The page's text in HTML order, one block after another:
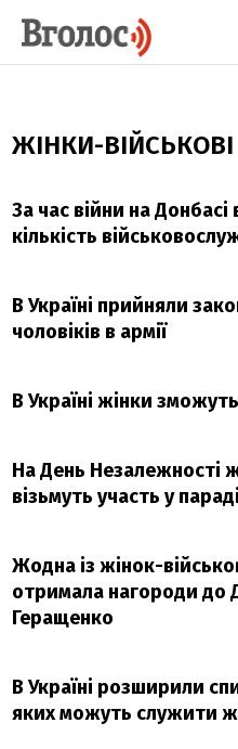
ЖІНКИ-ВІЙСЬКОВІ
За час війни на Донбасі
кількість
В Україні прийняли
чоловіків в армії
В Україні жінки
На День Незалежності
візьмуть участь у параді
Жодна із жінок-
отримала нагороди до
Геращенко
В Україні розширили
яких можуть служити